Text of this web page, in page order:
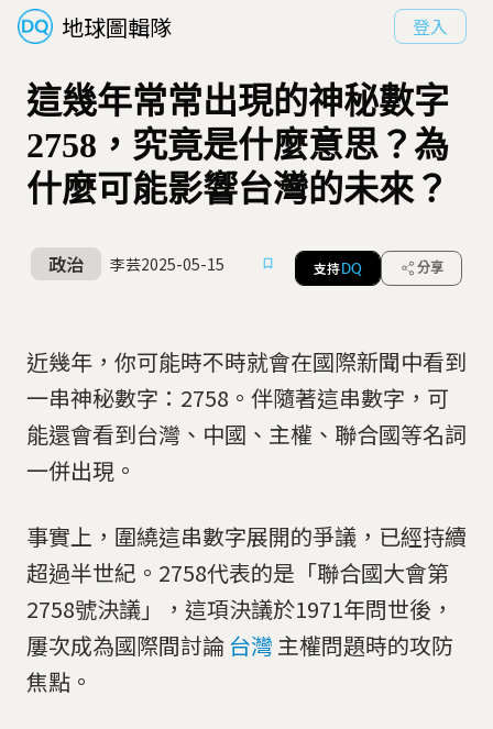
地球圖輯隊 登入
這幾年常常出現的神秘數字
2758，究竟是什麼意思？為
什麼可能影響台灣的未來？
政治 李芸2025-05-15 支持 DQ 分享
近幾年，你可能時不時就會在國際新聞中看到
一串神秘數字：2758。伴隨著這串數字，可
能還會看到台灣、中國、主權、聯合國等名詞
一併出現。
事實上，圍繞這串數字展開的爭議，已經持續
超過半世紀。2758代表的是「聯合國大會第
2758號決議」，這項決議於1971年問世後，
屢次成為國際間討論 台灣 主權問題時的攻防
焦點。